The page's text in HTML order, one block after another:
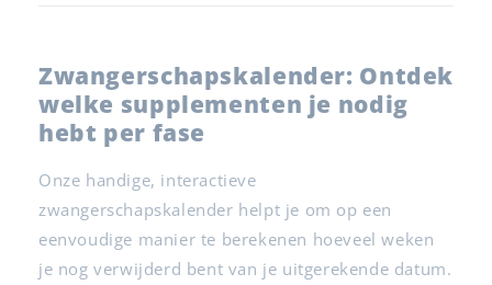
Zwangerschapskalender: Ontdek
welke supplementen je nodig
hebt per fase
Onze handige, interactieve
zwangerschapskalender helpt je om op een
eenvoudige manier te berekenen hoeveel weken
je nog verwijderd bent van je uitgerekende datum.